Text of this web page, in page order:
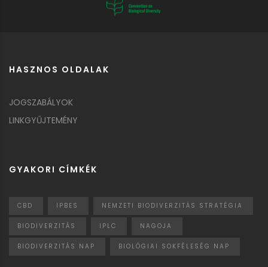
HASZNOS OLDALAK
JOGSZABÁLYOK
LINKGYŰJTEMÉNY
GYAKORI CÍMKÉK
CBD IPBES NEMZETI BIODIVERZITÁS STRATÉGIA
BIODIVERZITÁS IPLC NAGOJA
BIODIVERZITÁS NAP BIOLÓGIAI SOKFÉLESÉG NAP